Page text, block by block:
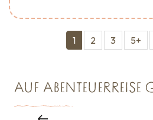
1 2 3 5+
AUF ABENTEUERREISE